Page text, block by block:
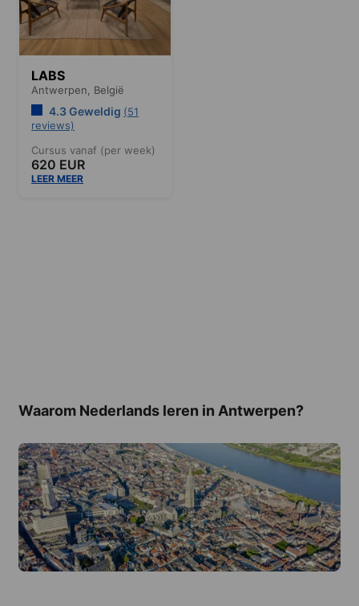
LABS
Antwerpen, België
4.3 Geweldig (51
reviews)
Cursus vanaf (per week)
620 EUR
LEER MEER
Waarom Nederlands leren in Antwerpen?